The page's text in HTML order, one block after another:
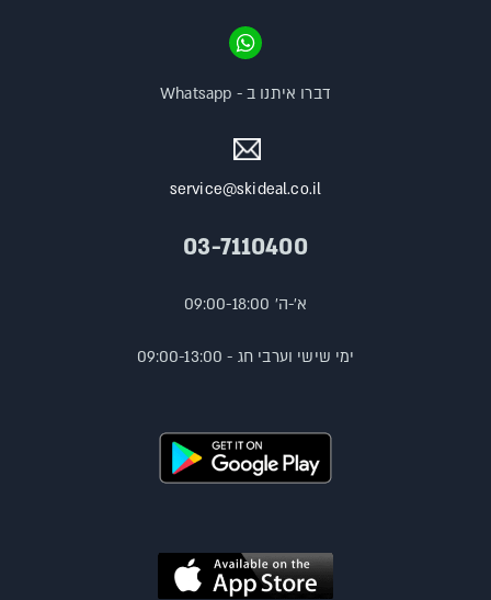
service@skideal.co.il
03-7110400
א'-ה' 09:00-18:00
ימי שישי וערבי חג - 09:00-13:00
דברו איתנו ב - Whatsapp